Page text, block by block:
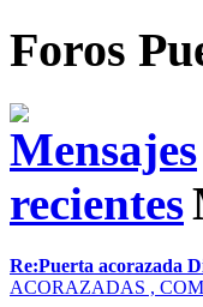
Foros
Re:Puerta acorazada
ACORAZADAS ,